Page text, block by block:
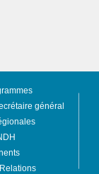
général